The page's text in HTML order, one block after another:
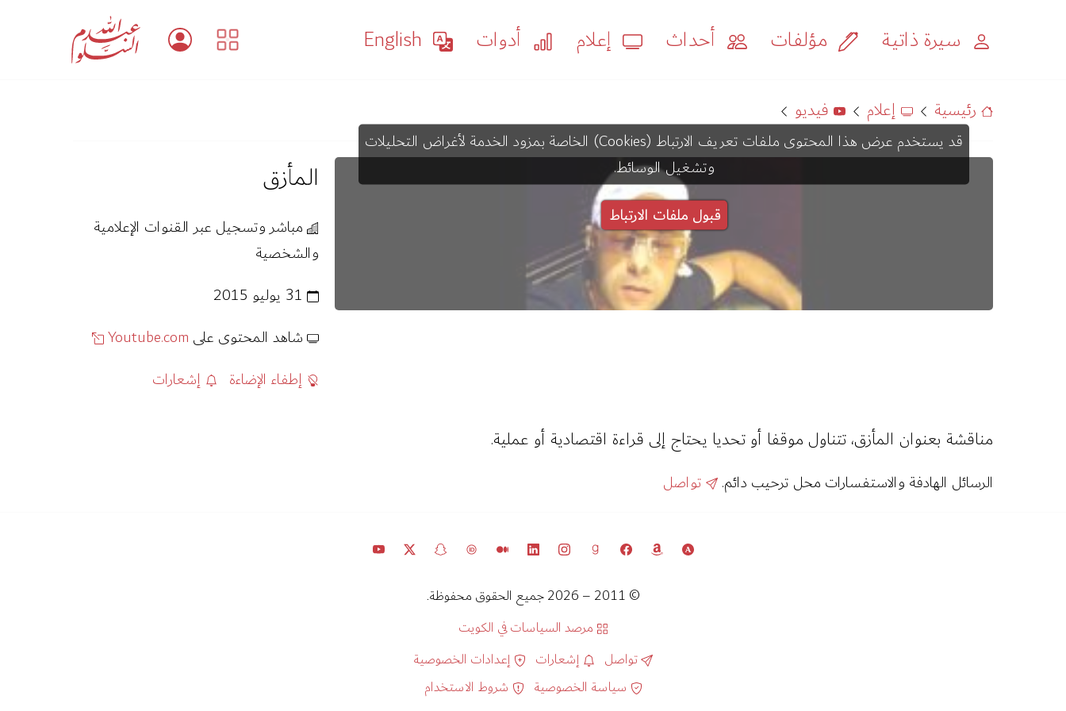
سيرة ذاتية مؤلفات أحداث إعلام أدوات
رئيسية إعلام فيديو
قد يستخدم عرض هذا المحتوى ملفات تعريف الارتباط (Cookies) الخاصة بمزود الخدمة لأغراض التحليلات
وتشغيل الوسائط.
قبول ملفات الارتباط
المأزق
مباشر وتسجيل عبر القنوات الإعلامية
والشخصية
شاهد المحتوى على Youtube.com
إطفاء الإضاءة
إشعارات
مناقشة بعنوان المأزق، تتناول موقفا أو تحديا يحتاج إلى قراءة اقتصادية أو عملية.
الرسائل الهادفة والاستفسارات محل ترحيب دائم. تواصل
© 2011 – 2026 جميع الحقوق محفوظة.
مرصد السياسات في الكويت
تواصل
إشعارات
إعدادات الخصوصية
سياسة الخصوصية
شروط الاستخدام